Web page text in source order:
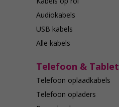
Audiokabels
USB kabels
Alle kabels
Telefoon & Tablet
Telefoon oplaadkabels
Telefoon opladers